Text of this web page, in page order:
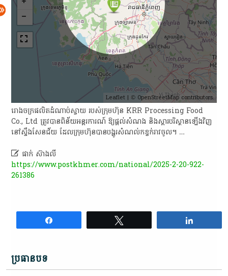
Leaflet | © OpenStreetMapcontributors.
រោងចក្រផលិតដំណាប់ស្វាយ របស់ក្រុមហ៊ុន KRR Processing Food
Co., Ltd ត្រូវបានពិន័យអន្តរការណ៍ ឱ្យផ្តល់សំណង និងស្តារបរិស្ថានឡើងវិញ
នៅស្ទឹងសែនជ័យ ដែលក្រុមហ៊ុនបានបង្ហូរសំណល់កខ្វក់រាវចូល។ …
 ផាក់ ស៊ាងលី
https://www.postkhmer.com/national/2025-2-20-922-
261386
ប្រធានបទ